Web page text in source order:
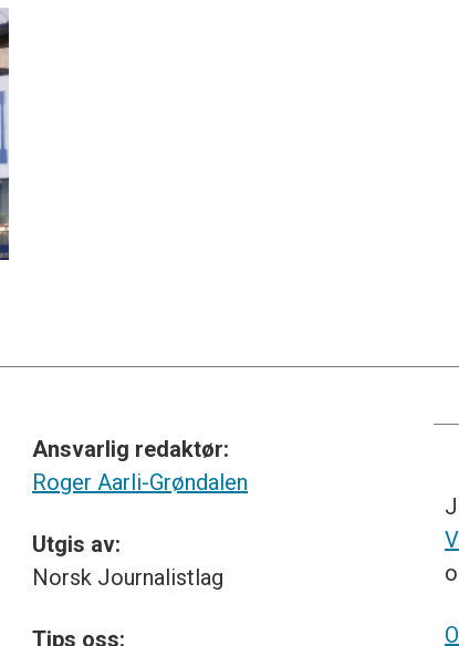
Ansvarlig redaktør:
Roger Aarli-Grøndalen
Utgis av:
Norsk Journalistlag
Tips oss: